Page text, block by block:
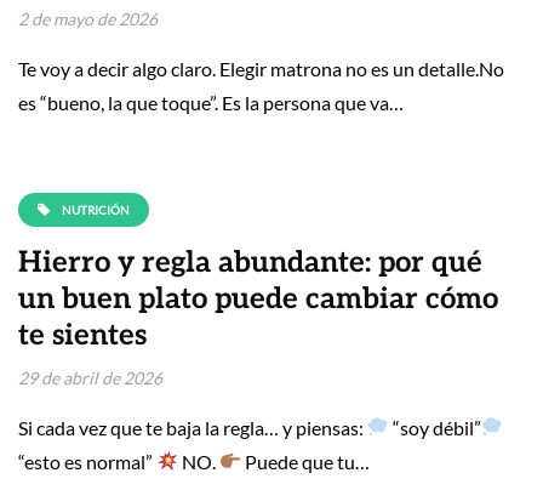
2 de mayo de 2026
Te voy a decir algo claro. Elegir matrona no es un detalle.No
es “bueno, la que toque”. Es la persona que va…
NUTRICIÓN
Hierro y regla abundante: por qué
un buen plato puede cambiar cómo
te sientes
29 de abril de 2026
Si cada vez que te baja la regla… y piensas:
“soy débil”
“esto es normal”
NO. Puede que tu…